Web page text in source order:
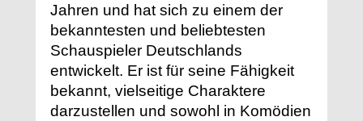
Jahren und hat sich zu einem der
bekanntesten und beliebtesten
Schauspieler Deutschlands
entwickelt. Er ist für seine Fähigkeit
bekannt, vielseitige Charaktere
darzustellen und sowohl in Komödien